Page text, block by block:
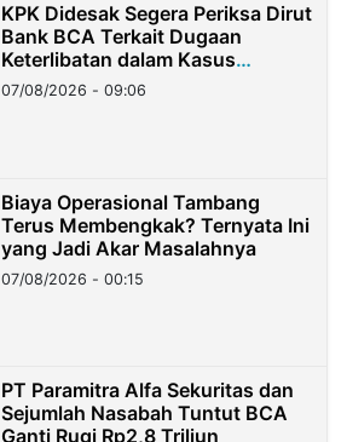
KPK Didesak Segera Periksa Dirut
Bank BCA Terkait Dugaan
Keterlibatan dalam Kasus
Hilangnya Dana Nasabah Rp2,58
Miliar
07/08/2026 - 09:06
Biaya Operasional Tambang
Terus Membengkak? Ternyata Ini
yang Jadi Akar Masalahnya
07/08/2026 - 00:15
PT Paramitra Alfa Sekuritas dan
Sejumlah Nasabah Tuntut BCA
Ganti Rugi Rp2,8 Triliun